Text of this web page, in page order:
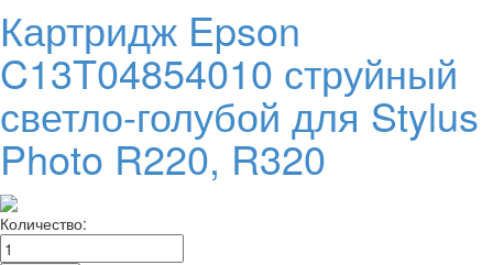
Картридж Epson
C13T04854010 струйный
светло-голубой для Stylus
Photo R220, R320
Количество: